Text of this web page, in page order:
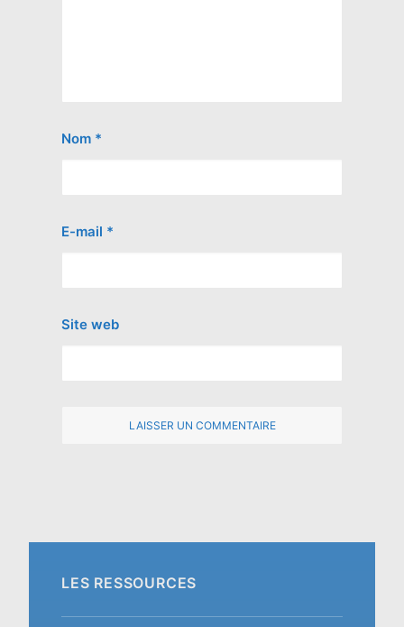
Nom *
E-mail *
Site web
LES RESSOURCES